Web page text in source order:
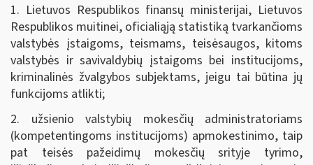
1. Lietuvos Respublikos finansų ministerijai, Lietuvos
Respublikos muitinei, oficialiąją statistiką tvarkančioms
valstybės įstaigoms, teismams, teisėsaugos, kitoms
valstybės ir savivaldybių įstaigoms bei institucijoms,
kriminalinės žvalgybos subjektams, jeigu tai būtina jų
funkcijoms atlikti;
2. užsienio valstybių mokesčių administratoriams
(kompetentingoms institucijoms) apmokestinimo, taip
pat teisės pažeidimų mokesčių srityje tyrimo,